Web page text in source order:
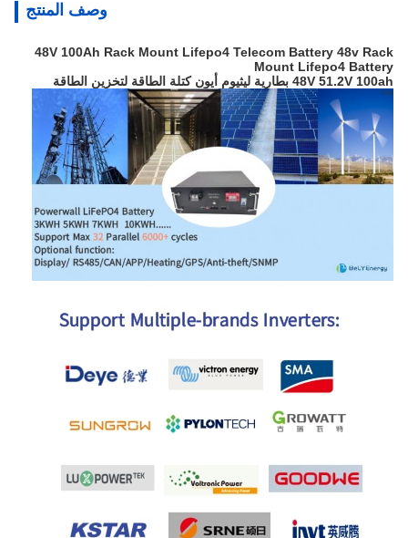
وصف المنتج
48V 100Ah Rack Mount Lifepo4 Telecom Battery 48v Rack
Mount Lifepo4 Battery
48V 51.2V 100ah بطارية ليثيوم أيون كتلة الطاقة لتخزين الطاقة